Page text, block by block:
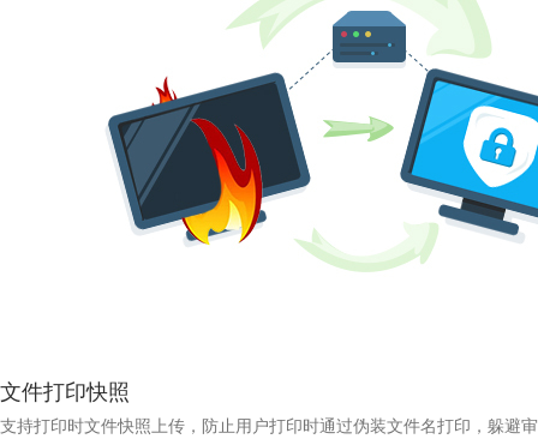
文件打印快照
支持打印时文件快照上传，防止用户打印时通过伪装文件名打印，躲避